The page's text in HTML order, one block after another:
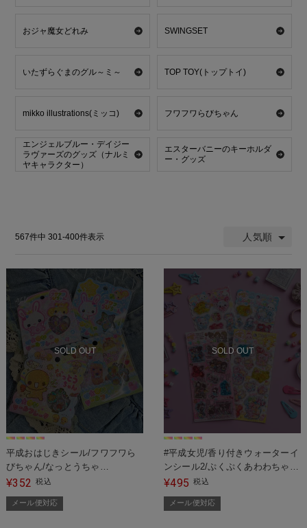
おジャ魔女どれみ SWINGSET
いたずらぐまのグル～ミ～ TOP TOY(トップトイ)
mikko illustrations(ミッコ) フワフワらびちゃん
エンジェルブルー・デイジー
ラヴァーズのグッズ（ナルミ
ヤキャラクター）
エスターバニーのキーホルダ
ー・グッズ
人気順
567件中 301-400件表示
SOLD OUT
平成おはじきシール/フワフワら
びちゃん/なっとうちゃ
ん/AnimalPatissiere/#平成女児＜
メール便対応＞
¥352 税込
メール便対応
SOLD OUT
#平成女児/香り付きウォーターイ
ンシール2/ぷくぷくあわわちゃ
ん/キラウサTWINS/チャーミング
ポップス/ラブ友＜メール便対応
＞
¥495 税込
メール便対応